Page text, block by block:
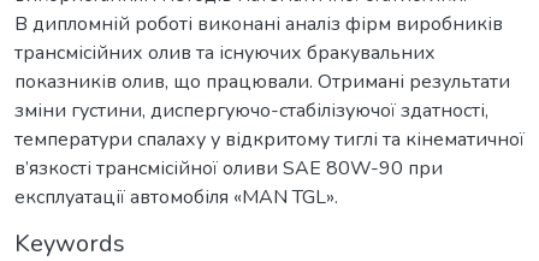
В дипломній роботі виконані аналіз фірм виробників
трансмісійних олив та існуючих бракувальних
показників олив, що працювали. Отримані результати
зміни густини, диспергуючо-стабілізуючої здатності,
температури спалаху у відкритому тиглі та кінематичної
в’язкості трансмісійної оливи SAE 80W-90 при
експлуатації автомобіля «MAN TGL».
Keywords